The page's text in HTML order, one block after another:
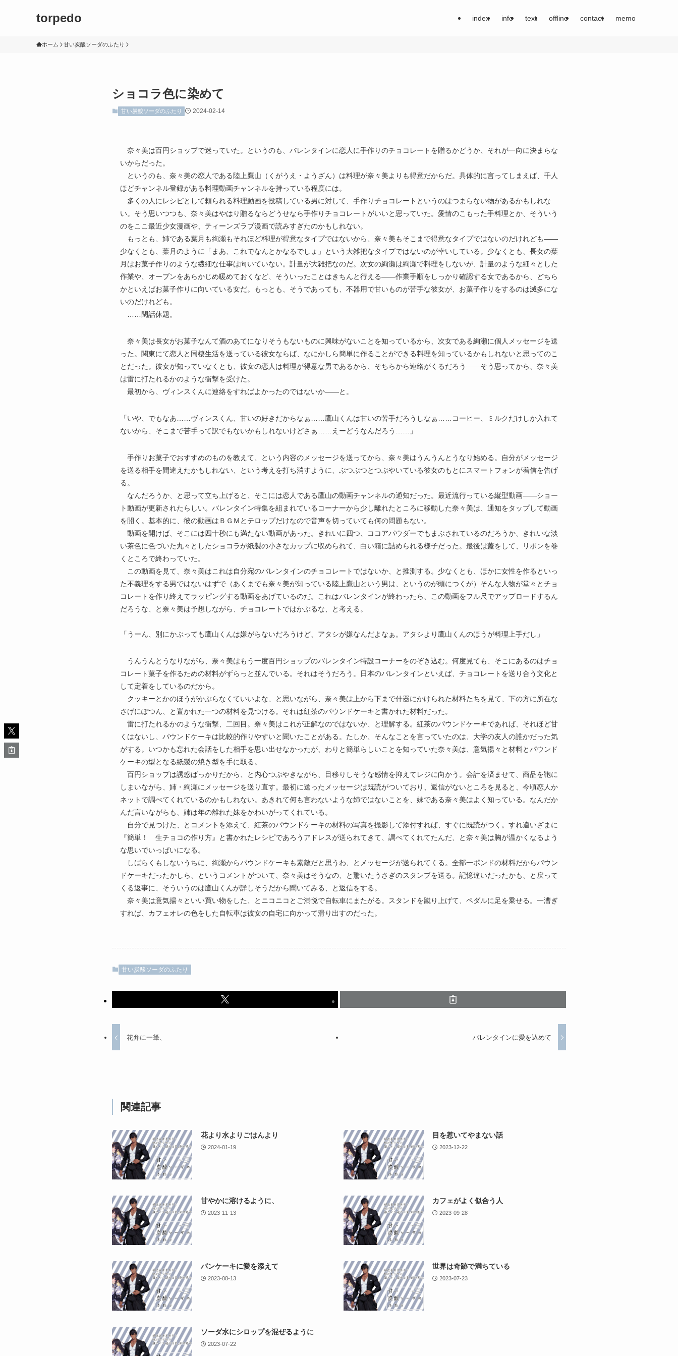
torpedo index info text offline contact memo
ホーム 甘い炭酸ソーダのふたり
ショコラ色に染めて
甘い炭酸ソーダのふたり 2024-02-14
奈々美は百円ショップで迷っていた。というのも、バレンタインに恋人に手作りのチョコレートを贈るかどうか、それが一向に決まらな
いからだった。
というのも、奈々美の恋人である陸上鷹山（くがうえ・ようざん）は料理が奈々美よりも得意だからだ。具体的に言ってしまえば、千人
ほどチャンネル登録がある料理動画チャンネルを持っている程度には。
多くの人にレシピとして頼られる料理動画を投稿している男に対して、手作りチョコレートというのはつまらない物があるかもしれな
い。そう思いつつも、奈々美はやはり贈るならどうせなら手作りチョコレートがいいと思っていた。愛情のこもった手料理とか、そういう
のをここ最近少女漫画や、ティーンズラブ漫画で読みすぎたのかもしれない。
もっとも、姉である葉月も絢瀬もそれほど料理が得意なタイプではないから、奈々美もそこまで得意なタイプではないのだけれども――
少なくとも、葉月のように「まあ、これでなんとかなるでしょ」という大雑把なタイプではないのが幸いしている。少なくとも、長女の葉
月はお菓子作りのような繊細な仕事は向いていない。計量が大雑把なのだ。次女の絢瀬は絢瀬で料理をしないが、計量のような細々とした
作業や、オーブンをあらかじめ暖めておくなど、そういったことはきちんと行える――作業手順をしっかり確認する女であるから、どちら
かといえばお菓子作りに向いている女だ。もっとも、そうであっても、不器用で甘いものが苦手な彼女が、お菓子作りをするのは滅多にな
いのだけれども。
……閑話休題。
奈々美は長女がお菓子なんて酒のあてになりそうもないものに興味がないことを知っているから、次女である絢瀬に個人メッセージを送
った。関東にて恋人と同棲生活を送っている彼女ならば、なにかしら簡単に作ることができる料理を知っているかもしれないと思ってのこ
とだった。彼女が知っていなくとも、彼女の恋人は料理が得意な男であるから、そちらから連絡がくるだろう――そう思ってから、奈々美
は雷に打たれるかのような衝撃を受けた。
最初から、ヴィンスくんに連絡をすればよかったのではないか――と。
「いや、でもなあ……ヴィンスくん、甘いの好きだからなぁ……鷹山くんは甘いの苦手だろうしなぁ……コーヒー、ミルクだけしか入れて
ないから、そこまで苦手って訳でもないかもしれないけどさぁ……えーどうなんだろう……」
手作りお菓子でおすすめのものを教えて、という内容のメッセージを送ってから、奈々美はうんうんとうなり始める。自分がメッセージ
を送る相手を間違えたかもしれない、という考えを打ち消すように、ぶつぶつとつぶやいている彼女のもとにスマートフォンが着信を告げ
る。
なんだろうか、と思って立ち上げると、そこには恋人である鷹山の動画チャンネルの通知だった。最近流行っている縦型動画――ショー
ト動画が更新されたらしい。バレンタイン特集を組まれているコーナーから少し離れたところに移動した奈々美は、通知をタップして動画
を開く。基本的に、彼の動画はＢＧＭとテロップだけなので音声を切っていても何の問題もない。
動画を開けば、そこには四十秒にも満たない動画があった。きれいに四つ、ココアパウダーでもまぶされているのだろうか、きれいな淡
い茶色に色づいた丸々としたショコラが紙製の小さなカップに収められて、白い箱に詰められる様子だった。最後は蓋をして、リボンを巻
くところで終わっていた。
この動画を見て、奈々美はこれは自分宛のバレンタインのチョコレートではないか、と推測する。少なくとも、ほかに女性を作るといっ
た不義理をする男ではないはずで（あくまでも奈々美が知っている陸上鷹山という男は、というのが頭につくが）そんな人物が堂々とチョ
コレートを作り終えてラッピングする動画をあげているのだ。これはバレンタインが終わったら、この動画をフル尺でアップロードするん
だろうな、と奈々美は予想しながら、チョコレートではかぶるな、と考える。
「うーん、別にかぶっても鷹山くんは嫌がらないだろうけど、アタシが嫌なんだよなぁ。アタシより鷹山くんのほうが料理上手だし」
うんうんとうなりながら、奈々美はもう一度百円ショップのバレンタイン特設コーナーをのぞき込む。何度見ても、そこにあるのはチョ
コレート菓子を作るための材料がずらっと並んでいる。それはそうだろう。日本のバレンタインといえば、チョコレートを送り合う文化と
して定着をしているのだから。
クッキーとかのほうがかぶらなくていいよな、と思いながら、奈々美は上から下まで什器にかけられた材料たちを見て、下の方に所在な
さげにぽつん、と置かれた一つの材料を見つける。それは紅茶のパウンドケーキと書かれた材料だった。
雷に打たれるかのような衝撃、二回目。奈々美はこれが正解なのではないか、と理解する。紅茶のパウンドケーキであれば、それほど甘
くはないし、パウンドケーキは比較的作りやすいと聞いたことがある。たしか、そんなことを言っていたのは、大学の友人の誰かだった気
がする。いつかも忘れた会話をした相手を思い出せなかったが、わりと簡単らしいことを知っていた奈々美は、意気揚々と材料とパウンド
ケーキの型となる紙製の焼き型を手に取る。
百円ショップは誘惑ばっかりだから、と内心つぶやきながら、目移りしそうな感情を抑えてレジに向かう。会計を済ませて、商品を鞄に
しまいながら、姉・絢瀬にメッセージを送り直す。最初に送ったメッセージは既読がついており、返信がないところを見ると、今頃恋人か
ネットで調べてくれているのかもしれない。あきれて何も言わないような姉ではないことを、妹である奈々美はよく知っている。なんだか
んだ言いながらも、姉は年の離れた妹をかわいがってくれている。
自分で見つけた、とコメントを添えて、紅茶のパウンドケーキの材料の写真を撮影して添付すれば、すぐに既読がつく。すれ違いざまに
『簡単！ 生チョコの作り方』と書かれたレシピであろうアドレスが送られてきて、調べてくれてたんだ、と奈々美は胸が温かくなるよう
な思いでいっぱいになる。
しばらくもしないうちに、絢瀬からパウンドケーキも素敵だと思うわ、とメッセージが送られてくる。全部一ポンドの材料だからパウン
ドケーキだったかしら、というコメントがついて、奈々美はそうなの、と驚いたうさぎのスタンプを送る。記憶違いだったかも、と戻って
くる返事に、そういうのは鷹山くんが詳しそうだから聞いてみる、と返信をする。
奈々美は意気揚々といい買い物をした、とニコニコとご満悦で自転車にまたがる。スタンドを蹴り上げて、ペダルに足を乗せる。一漕ぎ
すれば、カフェオレの色をした自転車は彼女の自宅に向かって滑り出すのだった。
甘い炭酸ソーダのふたり
花弁に一筆、 バレンタインに愛を込めて
関連記事
花より水よりごはんより
2024-01-19
目を惹いてやまない話
2023-12-22
甘やかに溶けるように、
2023-11-13
カフェがよく似合う人
2023-09-28
パンケーキに愛を添えて
2023-08-13
世界は奇跡で満ちている
2023-07-23
ソーダ水にシロップを混ぜるように
2023-07-22